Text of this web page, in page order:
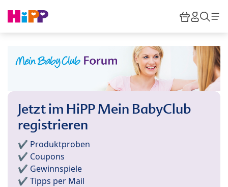
HiPP
Jetzt im HiPP Mein BabyClub
registrieren
✔️ Produktproben
✔️ Coupons
✔️ Gewinnspiele
✔️ Tipps per Mail